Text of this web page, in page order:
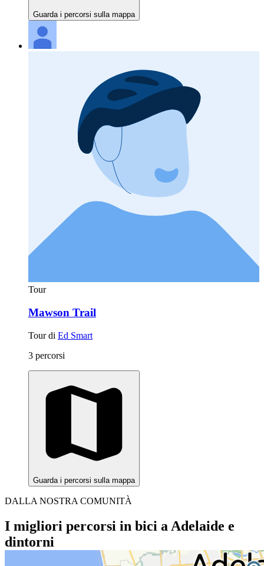
Guarda i percorsi sulla mappa
Tour
Mawson Trail
Tour di Ed Smart
3 percorsi
Guarda i percorsi sulla mappa
DALLA NOSTRA COMUNITÀ
I migliori percorsi in bici a Adelaide e
dintorni